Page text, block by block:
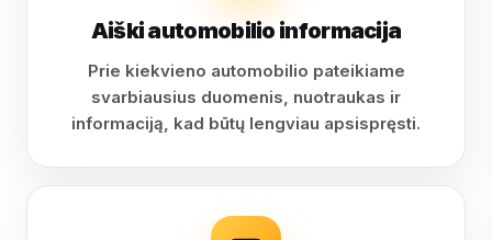
Aiški automobilio informacija
Prie kiekvieno automobilio pateikiame
svarbiausius duomenis, nuotraukas ir
informaciją, kad būtų lengviau apsispręsti.